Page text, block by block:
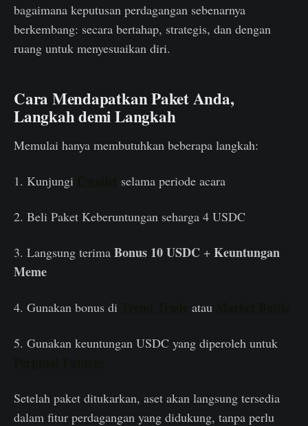
bagaimana keputusan perdagangan sebenarnya
berkembang: secara bertahap, strategis, dan dengan
ruang untuk menyesuaikan diri.
Cara Mendapatkan Paket Anda,
Langkah demi Langkah
Memulai hanya membutuhkan beberapa langkah:
1. Kunjungi selama periode acara
2. Beli Paket Keberuntungan seharga 4 USDC
3. Langsung terima Bonus 10 USDC + Keuntungan
Meme
4. Gunakan bonus di atau
5. Gunakan keuntungan USDC yang diperoleh untuk
Setelah paket ditukarkan, aset akan langsung tersedia
dalam fitur perdagangan yang didukung, tanpa perlu